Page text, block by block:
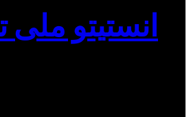
انستیتو ملی